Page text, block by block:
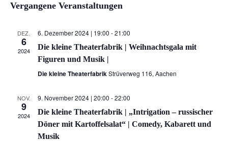
wählen.
Vergangene Veranstaltungen
DEZ.
6
2024
6. Dezember 2024 | 19:00 -21:00
Die kleine Theaterfabrik | Weihnachtsgala mit
Figuren und Musik |
Die kleine TheaterfabrikStrüverweg 116, Aachen
NOV.
9
2024
9. November 2024 | 20:00 -22:00
Die kleine Theaterfabrik | „Intrigation – russischer
Döner mit Kartoffelsalat“ | Comedy, Kabarett und
Musik